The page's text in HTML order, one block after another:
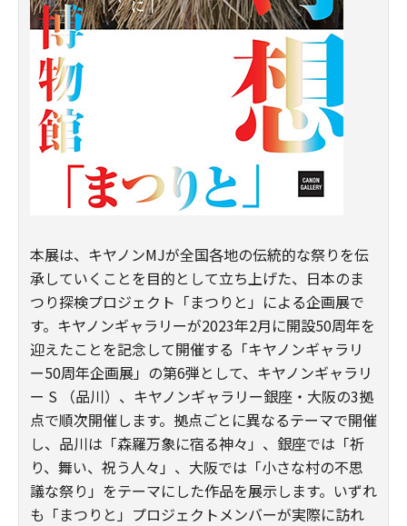
本展は、キヤノンMJが全国各地の伝統的な祭りを伝
承していくことを目的として立ち上げた、日本のま
つり探検プロジェクト「まつりと」による企画展で
す。キヤノンギャラリーが2023年2月に開設50周年を
迎えたことを記念して開催する「キヤノンギャラリ
ー50周年企画展」の第6弾として、キヤノンギャラリ
ー S （品川）、キヤノンギャラリー銀座・大阪の3拠
点で順次開催します。拠点ごとに異なるテーマで開催
し、品川は「森羅万象に宿る神々」、銀座では「祈
り、舞い、祝う人々」、大阪では「小さな村の不思
議な祭り」をテーマにした作品を展示します。いずれ
も「まつりと」プロジェクトメンバーが実際に訪れ